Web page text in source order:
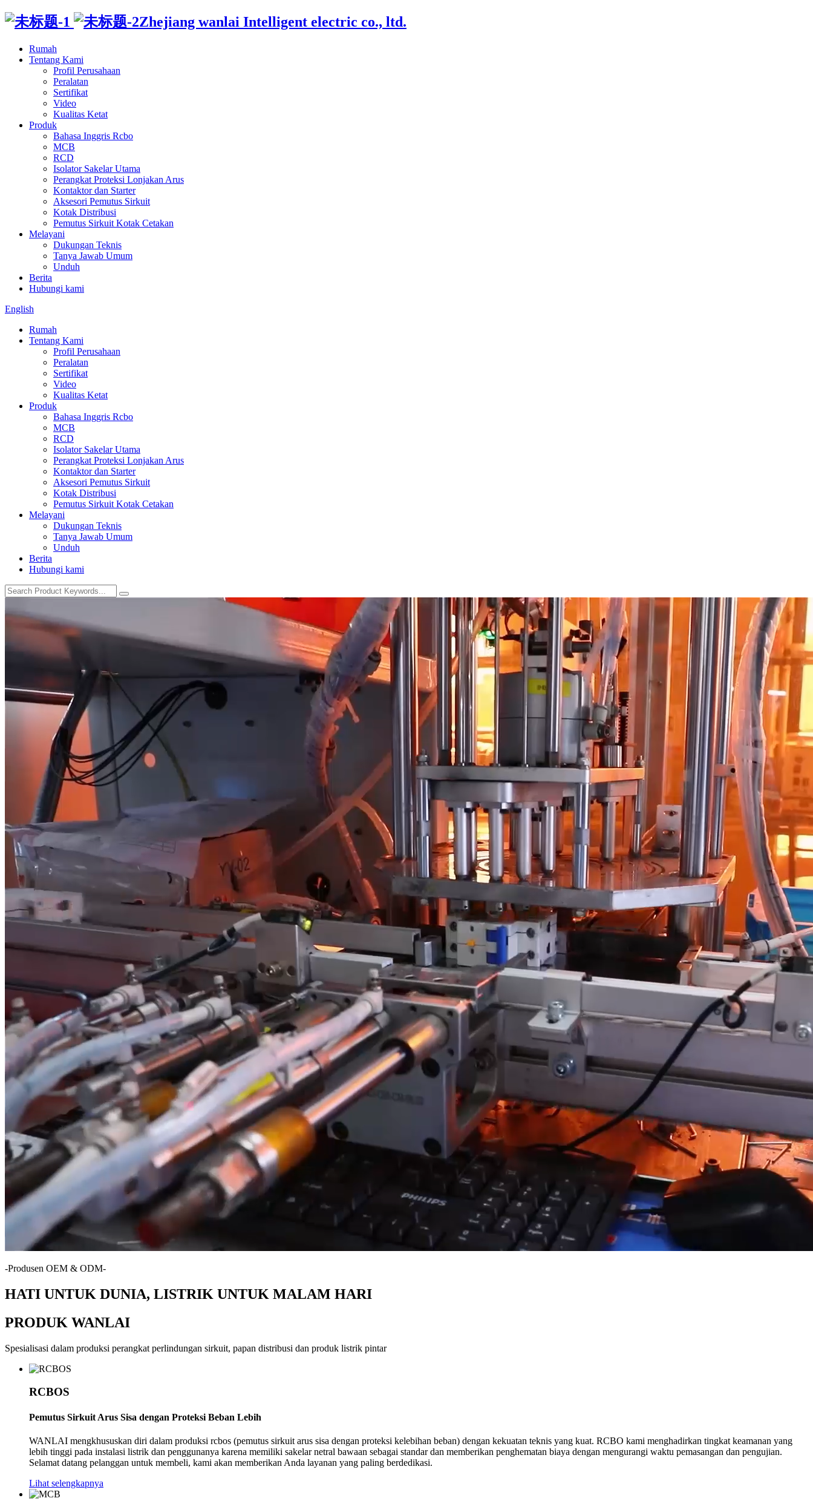
Zhejiang wanlai Intelligent electric co., ltd.
Rumah
Tentang Kami
Profil Perusahaan
Peralatan
Sertifikat
Video
Kualitas Ketat
Produk
Bahasa Inggris Rcbo
MCB
RCD
Isolator Sakelar Utama
Perangkat Proteksi Lonjakan Arus
Kontaktor dan Starter
Aksesori Pemutus Sirkuit
Kotak Distribusi
Pemutus Sirkuit Kotak Cetakan
Melayani
Dukungan Teknis
Tanya Jawab Umum
Unduh
Berita
Hubungi kami
English
Rumah
Tentang Kami
Profil Perusahaan
Peralatan
Sertifikat
Video
Kualitas Ketat
Produk
Bahasa Inggris Rcbo
MCB
RCD
Isolator Sakelar Utama
Perangkat Proteksi Lonjakan Arus
Kontaktor dan Starter
Aksesori Pemutus Sirkuit
Kotak Distribusi
Pemutus Sirkuit Kotak Cetakan
Melayani
Dukungan Teknis
Tanya Jawab Umum
Unduh
Berita
Hubungi kami
-Produsen OEM & ODM-
HATI UNTUK DUNIA, LISTRIK UNTUK MALAM HARI
PRODUK WANLAI
Spesialisasi dalam produksi perangkat perlindungan sirkuit, papan distribusi dan produk listrik pintar
RCBOS
Pemutus Sirkuit Arus Sisa dengan Proteksi Beban Lebih
WANLAI mengkhususkan diri dalam produksi rcbos (pemutus sirkuit arus sisa dengan proteksi kelebihan beban) dengan kekuatan teknis yang kuat. RCBO kami menghadirkan tingkat keamanan yang
lebih tinggi pada instalasi listrik dan penggunanya karena memiliki sakelar netral bawaan sebagai standar dan memberikan penghematan biaya dengan mengurangi waktu pemasangan dan pengujian.
Selamat datang pelanggan untuk membeli, kami akan memberikan Anda layanan yang paling berdedikasi.
Lihat selengkapnya